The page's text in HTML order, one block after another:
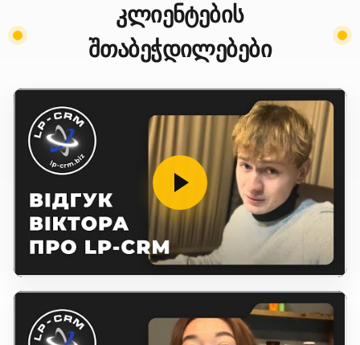
კლიენტების
შთაბეჭდილებები